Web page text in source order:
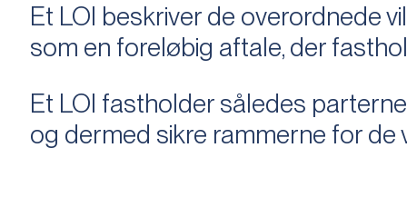
Et LOI beskriver de overordnede
som en foreløbig aftale, der
Et LOI fastholder således
og dermed sikre rammerne for de